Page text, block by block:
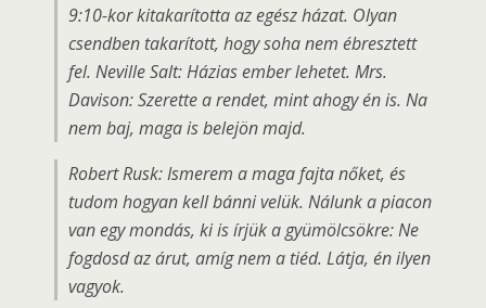
9:10-kor kitakarította az egész házat. Olyan
csendben takarított, hogy soha nem ébresztett
fel. Neville Salt: Házias ember lehetet. Mrs.
Davison: Szerette a rendet, mint ahogy én is. Na
nem baj, maga is belejön majd.
Robert Rusk: Ismerem a maga fajta nőket, és
tudom hogyan kell bánni velük. Nálunk a piacon
van egy mondás, ki is írjük a gyümölcsökre: Ne
fogdosd az árut, amíg nem a tiéd. Látja, én ilyen
vagyok.